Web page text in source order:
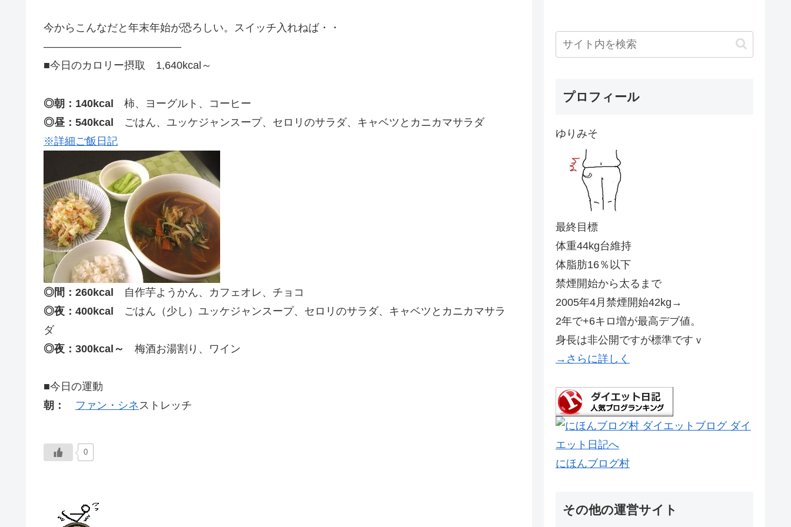
今からこんなだと年末年始が恐ろしい。スイッチ入れねば・・
—————————————
■今日のカロリー摂取 1,640kcal～
◎朝：140kcal 柿、ヨーグルト、コーヒー
◎昼：540kcal ごはん、ユッケジャンスープ、セロリのサラダ、キャベツとカニカマサラダ
※詳細ご飯日記
◎間：260kcal 自作芋ようかん、カフェオレ、チョコ
◎夜：400kcal ごはん（少し）ユッケジャンスープ、セロリのサラダ、キャベツとカニカマサラ
ダ
◎夜：300kcal～
梅酒お湯割り、ワイン
■今日の運動
朝：
ファン・シネ ストレッチ
0
プロフィール
ゆりみそ
最終目標
体重44kg台維持
体脂肪16％以下
禁煙開始から太るまで
2005年4月禁煙開始42kg→
2年で+6キロ増が最高デブ値。
身長は非公開ですが標準ですｖ
→さらに詳しく
にほんブログ村
その他の運営サイト